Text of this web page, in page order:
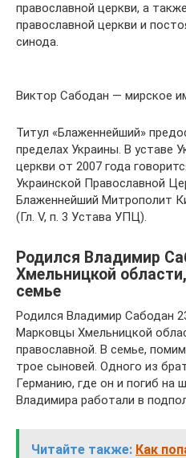
православной церкви, а
православной церкви и
синода.
Виктор Сабодан — мирское
Титул «Блаженнейший»
пределах Украины. В уставе
церкви от 2007 года
Украинской Православной
Блаженнейший Митрополит
(Гл. V, п. 3 Устава УПЦ).
Родился Владимир
Хмельницкой
семье
Родился Владимир Сабодан
Марковцы Хмельницкой
православной. В семье,
трое сыновей. Одного из
Германию, где он и погиб на
Владимира работали в
Читайте также: Как